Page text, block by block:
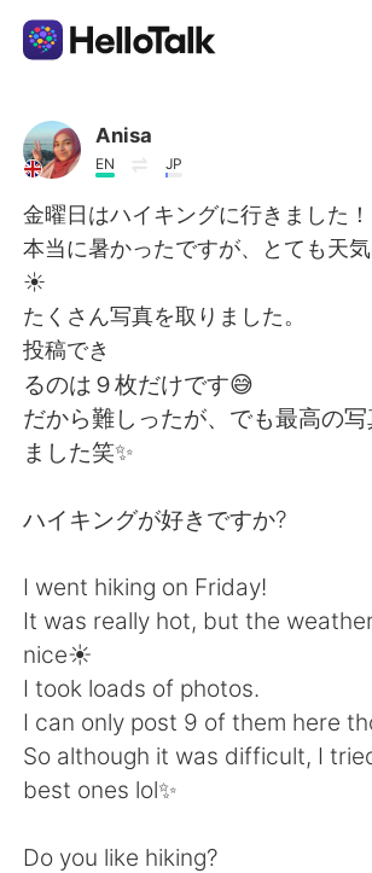
Language Exchange App
AI Grammar Checker
English
简体中文
Español العربية
ไทย
Indonesia
Türkçe Tiếng Việt
Português
Anisa
EN JP
金曜日はハイキングに行きました！
本当に暑かったですが、とても天
☀️
たくさん写真を取りました。
投稿でき
るのは９枚だけです😅
だから難しったが、でも最高の
ました笑✨
ハイキングが好きですか?
I went hiking on Friday!
It was really hot, but the
nice☀️
I took loads of photos.
I can only post 9 of them here
So although it was difficult, I
best ones lol✨
Do you like hiking?